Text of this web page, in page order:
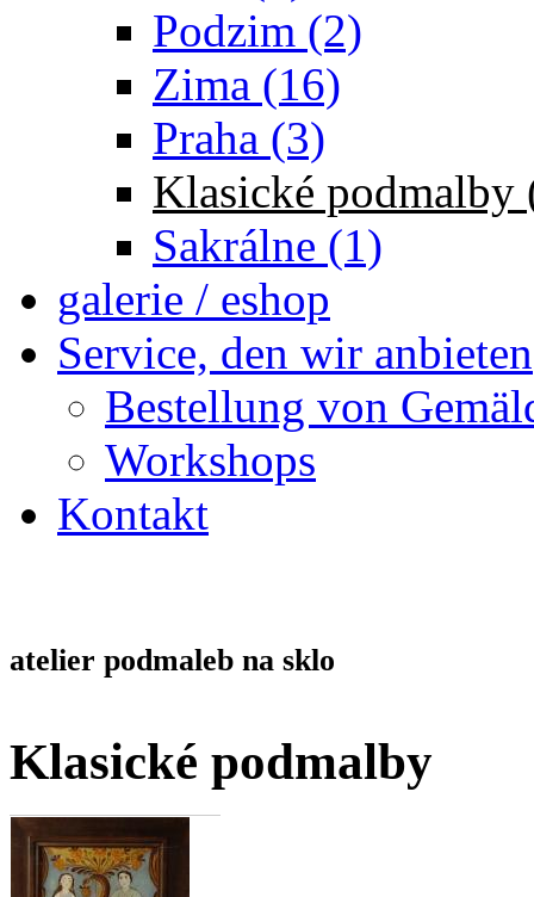
Podzim (2)
Zima (16)
Praha (3)
Klasické podmalby
Sakrálne (1)
galerie / eshop
Service, den wir anbieten
Bestellung von
Workshops
Kontakt
atelier podmaleb na sklo
Klasické podmalby